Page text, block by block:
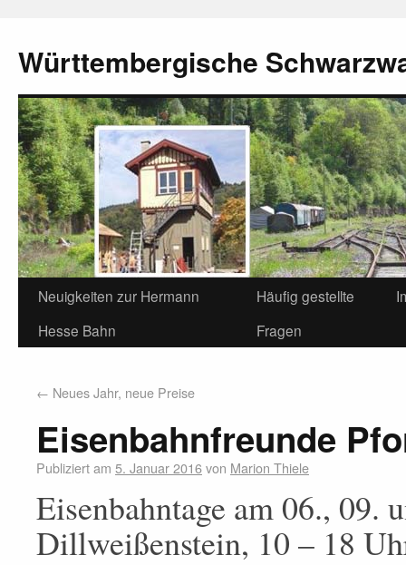
Württembergische
Neuigkeiten zur Hermann
Hesse Bahn
Häufig gestellte
Fragen
← Neues Jahr, neue Preise
Eisenbahnfreunde
Publiziert am 5. Januar 2016von Marion Thiele
Eisenbahntage am 06., 09.
Dillweißenstein, 10 – 18